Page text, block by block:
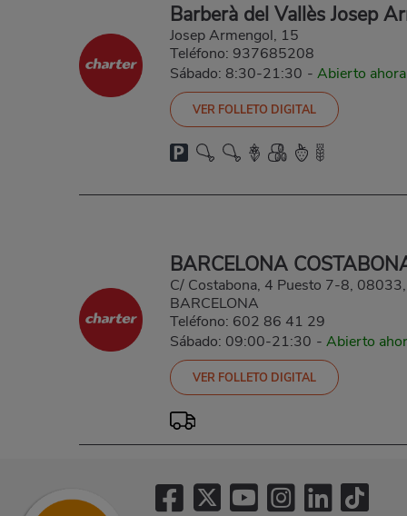
Barberà del Vallès Josep
Josep Armengol, 15
Teléfono: 937685208
Sábado: 8:30-21:30 - Abierto ahora
VER FOLLETO DIGITAL
BARCELONA
C/ Costabona, 4 Puesto 7-8,
BARCELONA
Teléfono: 602 86 41 29
Sábado: 09:00-21:30 - Abierto
VER FOLLETO DIGITAL